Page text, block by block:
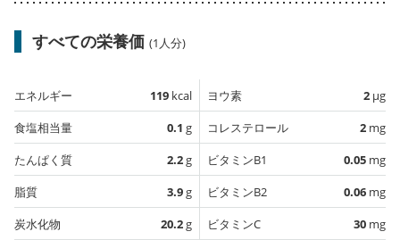
すべての栄養価 (1人分)
エネルギー 119 kcal
食塩相当量
0.1 g
たんぱく質
2.2g
脂質
3.9g
炭水化物
20.2g
ヨウ素 2 µg
コレステロール
2 mg
ビタミンB1
0.05 mg
ビタミンB2
0.06 mg
ビタミンC
30 mg